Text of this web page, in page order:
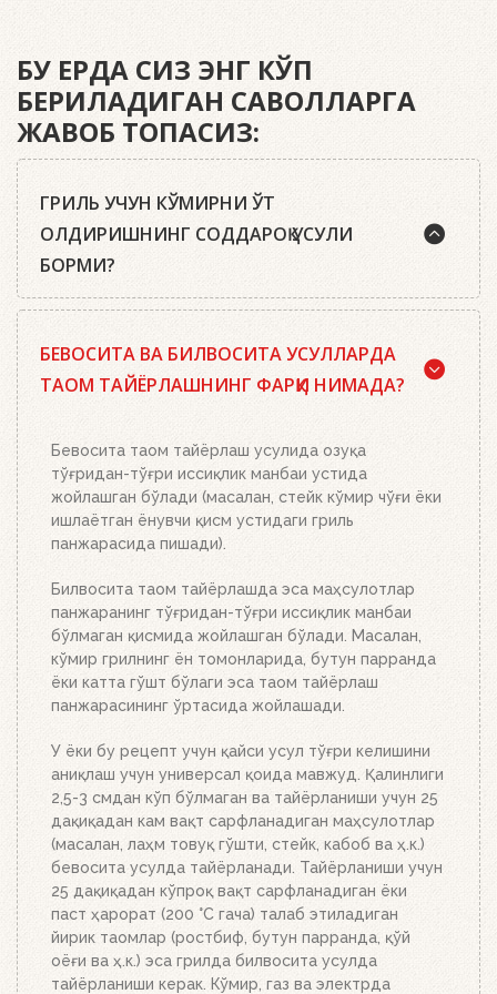
БУ ЕРДА СИЗ ЭНГ КЎП
БЕРИЛАДИГАН САВОЛЛАРГА
ЖАВОБ ТОПАСИЗ:
ГРИЛЬ УЧУН КЎМИРНИ ЎТ
ОЛДИРИШНИНГ СОДДАРОҚ УСУЛИ
БОРМИ?
Weber кўмир брикетларидан, ўт олдириш
кубиклари, ҳамда бизнинг ўт олдириш
мосламамиздан фойдаланинг. Ўт олдириш
брикетлар билан тўлдиринг, кўмир панжараси
устига икки-учта ўт олдириш кубикидан қўйинг ва
уларни ёқинг. Устига кўмир ёки брикетлар билан
тўлдирилган ўт олдириш мосламасини қўйинг.
Бошқа ҳеч нима қилишнинг ҳожати йўқ. Ёқилғи,
дақиқада тўлиқ ёниб тугайди. Устки кўмир қизил
тусга кириб, брикетлар эса кул билан
қопланганда, кўмирни панжара устига тўкинг.
Аъло даражада иссиқлик беради!
БЕВОСИТА ВА БИЛВОСИТА УСУЛЛАРДА
ТАОМ ТАЙЁРЛАШНИНГ ФАРҚИ НИМАДА?
Бевосита таом тайёрлаш усулида озуқа
тўғридан-тўғри иссиқлик манбаи устида
жойлашган бўлади (масалан, стейк кўмир чўғи ёки
ишлаётган ёнувчи қисм устидаги гриль
панжарасида пишади).
Билвосита таом тайёрлашда эса маҳсулотлар
панжаранинг тўғридан-тўғри иссиқлик манбаи
бўлмаган қисмида жойлашган бўлади. Масалан,
кўмир грилнинг ён томонларида, бутун парранда
ёки катта гўшт бўлаги эса таом тайёрлаш
панжарасининг ўртасида жойлашади.
У ёки бу рецепт учун қайси усул тўғри келишини
аниқлаш учун универсал қоида мавжуд. Қалинлиги
2,5-3 смдан кўп бўлмаган ва тайёрланиши учун 25
дақиқадан кам вақт сарфланадиган маҳсулотлар
(масалан, лаҳм товуқ гўшти, стейк, кабоб ва ҳ.к.)
бевосита усулда тайёрланади. Тайёрланиши учун
25 дақиқадан кўпроқ вақт сарфланадиган ёки
паст ҳарорат (200 °C гача) талаб этиладиган
йирик таомлар (ростбиф, бутун парранда, қўй
оёғи ва ҳ.к.) эса грилда билвосита усулда
тайёрланиши керак. Кўмир, газ ва электрда